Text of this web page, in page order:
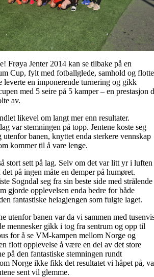
Frøya Jenter 2014 kan se tilbake på en
Cup, fylt med fotballglede, samhold og flotte
leverte en imponerende turnering og gikk
med 5 seire på 5 kamper – en prestasjon
av.
likevel om langt mer enn resultater.
var stemningen på topp. Jentene koste seg
utenfor banen, knyttet enda sterkere vennskap
kommer til å vare lenge.
stort sett på lag. Selv om det var litt yr i luften
på ingen måte en demper på humøret.
Sogndal seg fra sin beste side med strålende
gjorde opplevelsen enda bedre for både
fantastiske heiagjengen som fulgte laget.
utenfor banen var da vi sammen med
mennesker gikk i tog fra sentrum og opp til
for å se VM-kampen mellom Norge og
flott opplevelse å være en del av det store
på den fantastiske stemningen rundt
Norge ikke fikk det resultatet vi håpet på,
sent vil glemme.